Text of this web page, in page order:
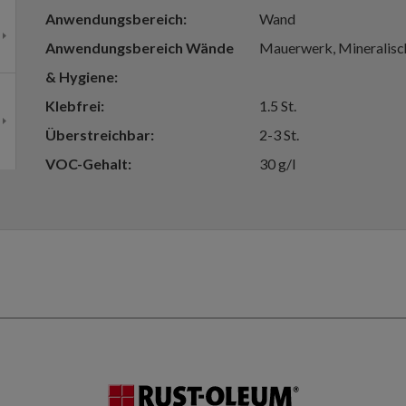
Anwendungsbereich
Wand
Anwendungsbereich Wände
& Hygiene
Mauerwerk,
Klebfrei
1.5 St.
Überstreichbar
2-3 St.
VOC-Gehalt
30 g/l